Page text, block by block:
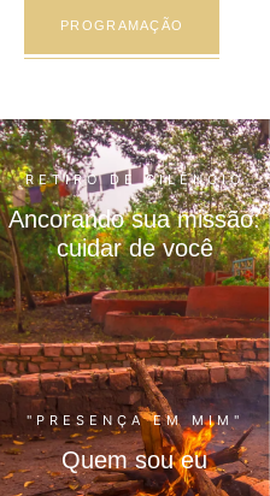
PROGRAMAÇÃO
RETIRO DE SILÊNCIO
Ancorando sua missão:
cuidar de você
"PRESENÇA EM MIM"
Quem sou eu